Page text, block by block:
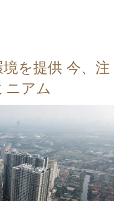
を提供 今、注
ニアム